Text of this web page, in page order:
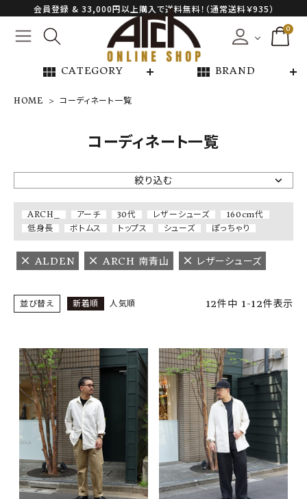
会員登録 & 33,000円以上購入で送料無料！（通常送料￥935）
0
view_module CATEGORY view_module BRAND
NEW ARRIVAL
ARCH EXCLUSIVE
BRAND
CATEGORY
SHOP
INFORMATION
ご利用ガイド
プライバシーポリシー
特定商取引法について
お問い合わせ
OFFICIAL WEB SITE
HOME コーディネート一覧
コーディネート一覧
絞り込む
ARCH_ アーチ 30代 レザーシューズ
160cm代
低身長
ボトムス トップス シューズ ぽっちゃり
ALDEN ARCH 南青山 レザーシューズ
並び替え 新着順 人気順 12件中 1-12件表示